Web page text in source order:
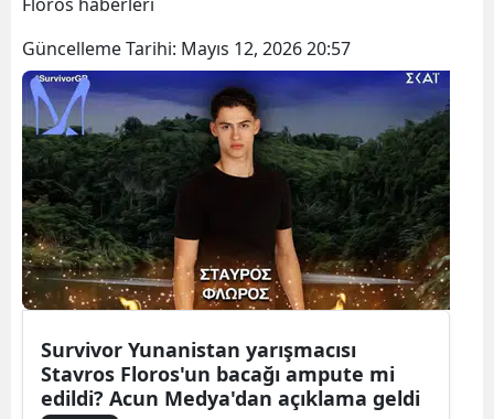
Bilecik
Bingöl
Bitlis
Bolu
Burdur
Bursa
Çankırı
Güncelleme Tarihi: Mayıs 12, 2026 20:57
Survivor Yunanistan yarışmacısı
Stavros Floros'un bacağı ampute mi
edildi? Acun Medya'dan açıklama geldi